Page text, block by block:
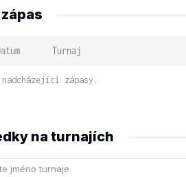
Turnaj
nadcházející zápasy.
na turnajích